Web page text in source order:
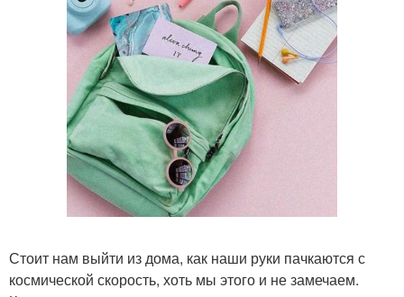
Стоит нам выйти из дома, как наши руки пачкаются с
космической скорость, хоть мы этого и не замечаем.